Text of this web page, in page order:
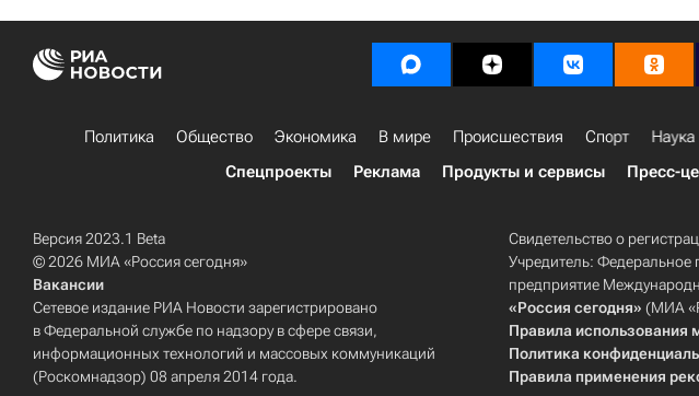
Политика Общество Экономика В мире Происшествия Спорт Наука
Спецпроекты
Реклама Продукты и сервисы Пресс-
Версия 2023.1 Beta
© 2026 МИА «Россия сегодня»
Вакансии
Сетевое издание РИА Новости зарегистрировано
в Федеральной службе по надзору в сфере связи,
информационных технологий и массовых коммуникаций
(Роскомнадзор) 08 апреля 2014 года.
Свидетельство о
Учредитель: Федеральное
предприятие
«Россия сегодня» (МИА
Правила использования
Политика
Правила применения